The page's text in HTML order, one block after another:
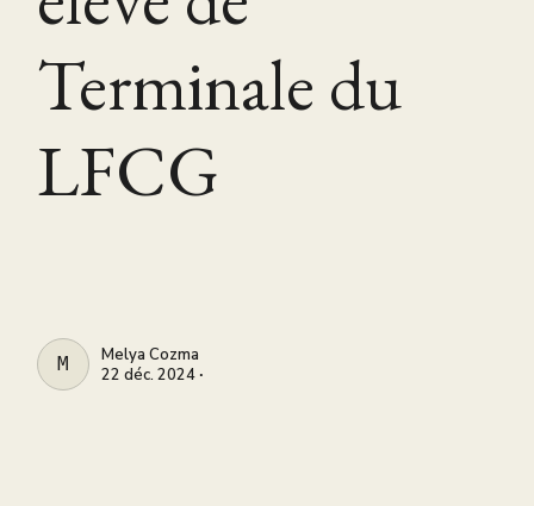
Terminale du
LFCG
MELYA COZMA
Melya Cozma
22 déc. 2024 ∙